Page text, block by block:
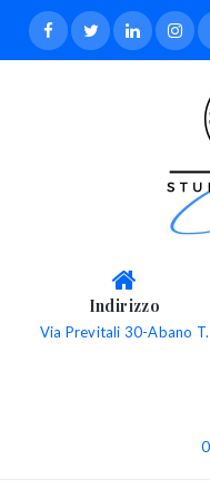
Indirizzo
Via Previtali 30-Abano T.